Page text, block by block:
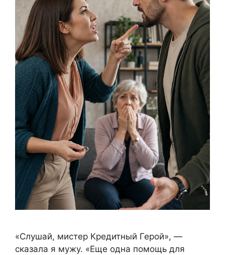
«Слушай, мистер Кредитный Герой», —
сказала я мужу. «Еще одна помощь для